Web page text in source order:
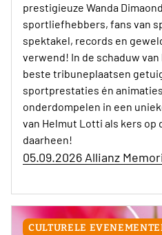
prestigieuze Wanda
sportliefhebbers, fans van
spektakel, records en
verwend! In de schaduw
beste tribuneplaatsen
sportprestaties én
onderdompelen in een
van Helmut Lotti als kers op
daarheen!
05.09.2026 Allianz
CULTURELE